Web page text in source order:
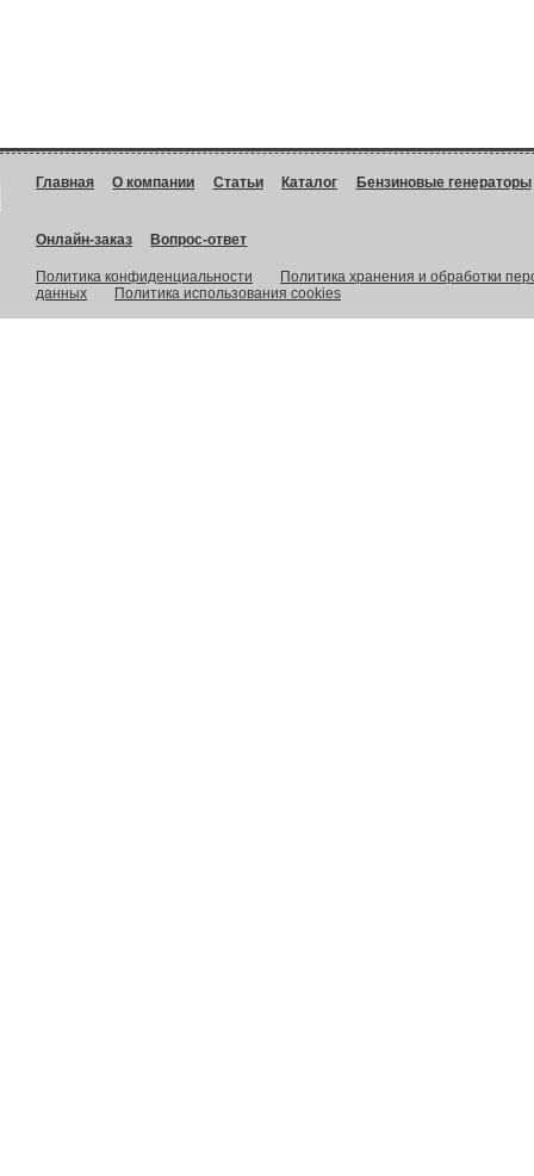
Главная О компании Статьи Каталог Бензиновые генераторы
Онлайн-заказ Вопрос-ответ
Политика конфиденциальности
Политика хранения и обработки
данных
Политика использования cookies